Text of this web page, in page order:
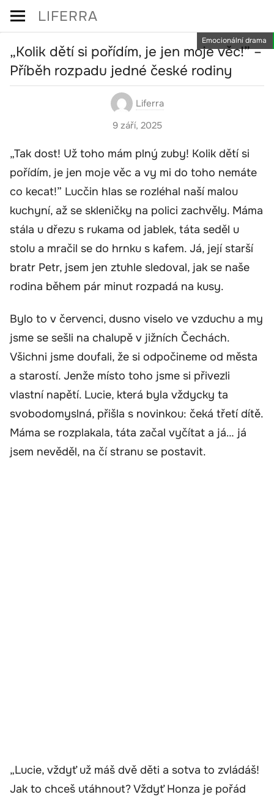
Skip
LIFERRA
Emocionální drama
„Kolik dětí si pořídím, je jen moje věc!” –
Příběh rozpadu jedné české rodiny
Liferra
9 září, 2025
„Tak dost! Už toho mám plný zuby! Kolik dětí si
pořídím, je jen moje věc a vy mi do toho nemáte
co kecat!” Lucčin hlas se rozléhal naší malou
kuchyní, až se skleničky na polici zachvěly. Máma
stála u dřezu s rukama od jablek, táta seděl u
stolu a mračil se do hrnku s kafem. Já, její starší
bratr Petr, jsem jen ztuhle sledoval, jak se naše
rodina během pár minut rozpadá na kusy.
Bylo to v červenci, dusno viselo ve vzduchu a my
jsme se sešli na chalupě v jižních Čechách.
Všichni jsme doufali, že si odpočineme od města
a starostí. Jenže místo toho jsme si přivezli
vlastní napětí. Lucie, která byla vždycky ta
svobodomyslná, přišla s novinkou: čeká třetí dítě.
Máma se rozplakala, táta začal vyčítat a já… já
jsem nevěděl, na čí stranu se postavit.
„Lucie, vždyť už máš dvě děti a sotva to zvládáš!
Jak to chceš utáhnout? Vždyť Honza je pořád